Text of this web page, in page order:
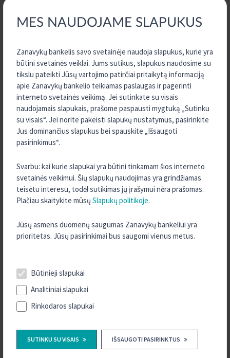
MES NAUDOJAME SLAPUKUS
Zanavykų bankelis savo svetainėje naudoja slapukus, kurie yra
būtini svetainės veiklai. Jums sutikus, slapukus naudosime su
tikslu pateikti Jūsų vartojimo patirčiai pritaikytą informaciją
apie Zanavykų bankelio teikiamas paslaugas ir pagerinti
interneto svetainės veikimą. Jei sutinkate su visais
naudojamais slapukais, prašome paspausti mygtuką „Sutinku
su visais“. Jei norite pakeisti slapukų nustatymus, pasirinkite
Jus dominančius slapukus bei spauskite „Išsaugoti
pasirinkimus“.
Svarbu: kai kurie slapukai yra būtini tinkamam šios interneto
svetainės veikimui. Šių slapukų naudojimas yra grindžiamas
teisėtu interesu, todėl sutikimas jų įrašymui nėra prašomas.
Plačiau skaitykite mūsų Slapukų politikoje.
Jūsų asmens duomenų saugumas Zanavykų bankeliui yra
prioritetas. Jūsų pasirinkimai bus saugomi vienus metus.
Būtinieji slapukai
Analitiniai slapukai
Rinkodaros slapukai
SUTINKU SU VISAIS IŠSAUGOTI PASIRINKTUS
Siekiant sudaryti palankesnes sąlygas žemės ūkio subjektams,
telyčioms bei genetinei medžiagai įsigyti, penkios KREDA grupei
priklausančios kredito
Daugiau informacijos
LENKTYNININKAS ANTANAS JUKNEVIČIUS
ŠAKIEČIUS DŽIUGINO GYVOMIS DAKARO
2020 m. liepos 10 d.
projektas – „KREDA veža Dakaro istorijas“. Daugiau nei tris
mėnesius truksiantis turas aplankys 12 Lietuvos miestų ir miestelių,
kuriuose įsikūrę KREDA
Daugiau informacijos